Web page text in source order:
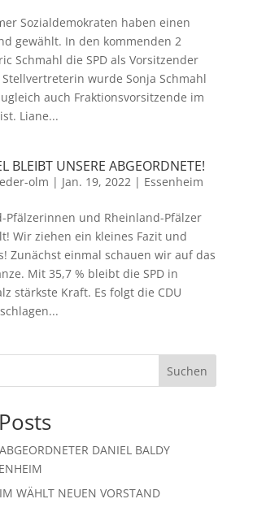
Sozialdemokraten haben einen
gewählt. In den kommenden 2
Schmahl die SPD als Vorsitzender
wurde Sonja Schmahl
auch Fraktionsvorsitzende im
Liane...
BLEIBT UNSERE ABGEORDNETE!
olm | Jan. 19, 2022| Essenheim
Pfälzerinnen und Rheinland-Pfälzer
Wir ziehen ein kleines Fazit und
Zunächst einmal schauen wir auf das
Mit 35,7 % bleibt die SPD in
stärkste Kraft. Es folgt die CDU
Suchen
DANIEL BALDY
WÄHLT NEUEN VORSTAND